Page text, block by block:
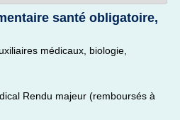
santé obligatoire,
médicaux, biologie,
Rendu majeur (remboursés à